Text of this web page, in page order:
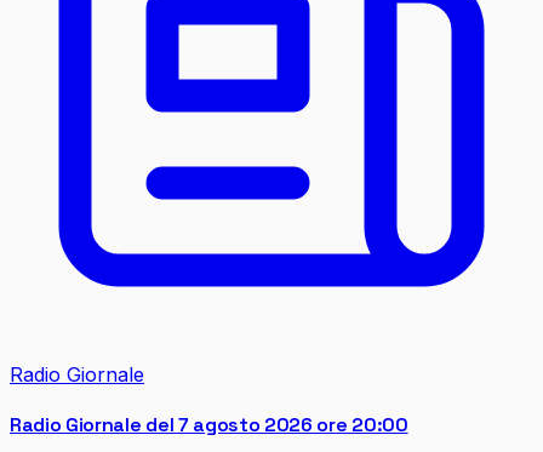
Radio Giornale
Radio Giornale del 7 agosto 2026 ore 20:00